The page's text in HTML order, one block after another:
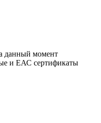
данный момент
и ЕАС сертификаты